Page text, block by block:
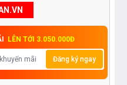
LÊN TỚI 3.050.000Đ
Đăng ký ngay